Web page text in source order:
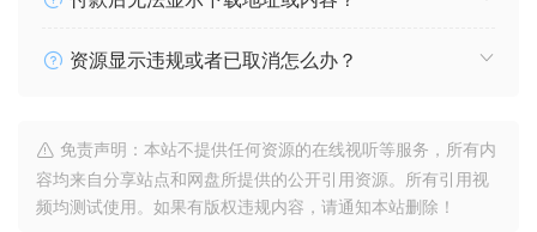
资源显示违规或者已取消怎么办？
免责声明：本站不提供任何资源的在线视听等服务，所有内
容均来自分享站点和网盘所提供的公开引用资源。所有引用视
频均测试使用。如果有版权违规内容，请通知本站删除！